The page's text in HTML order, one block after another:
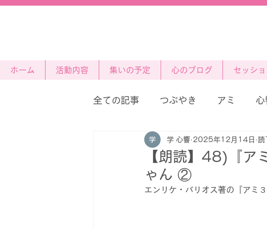
ホーム 活動内容 集いの予定 心のブログ セッショ
全ての記事 つぶやき アミ 心
星の王子さま
【朗読】48)『ア
ゃん ②
学 心響 2025年12月14日 読
エンリケ・バリオス著の『アミ